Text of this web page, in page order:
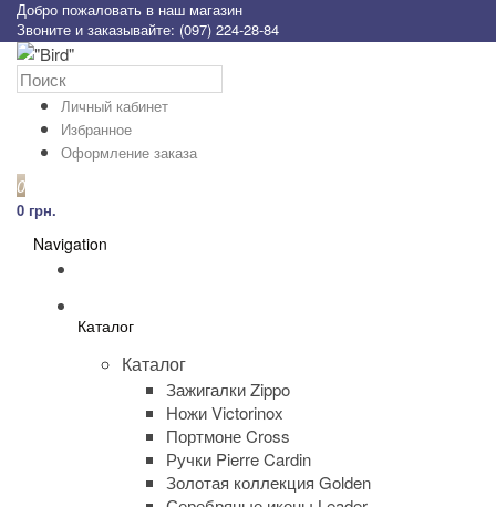
Добро пожаловать в наш магазин
Звоните и заказывайте: (097) 224-28-84
Личный кабинет
Избранное
Оформление заказа
0
0 грн.
Navigation
Каталог
Каталог
Зажигалки Zippo
Ножи Victorinox
Портмоне Cross
Ручки Pierre Cardin
Золотая коллекция Golden